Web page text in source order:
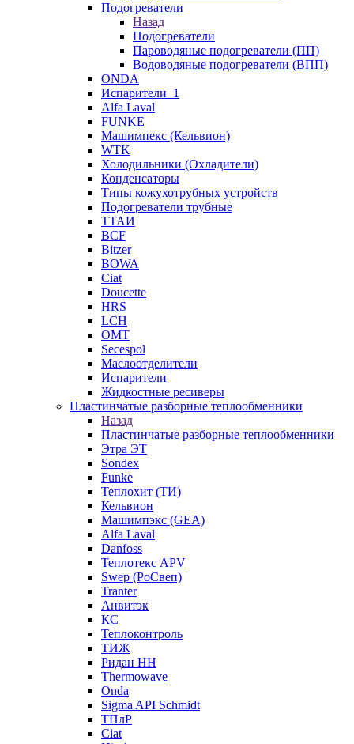
Подогреватели
Назад
Подогреватели
Пароводяные подогреватели (ПП)
Водоводяные подогреватели (ВПП)
ONDA
Испарители_1
Alfa Laval
FUNKE
Машимпекс (Кельвион)
WTK
Холодильники (Охладители)
Конденсаторы
Типы кожухотрубных устройств
Подогреватели трубные
ТТАИ
BCF
Bitzer
BOWA
Ciat
Doucette
HRS
LCH
OMT
Secespol
Маслоотделители
Испарители
Жидкостные ресиверы
Пластинчатые разборные теплообменники
Назад
Пластинчатые разборные теплообменники
Этра ЭТ
Sondex
Funke
Теплохит (ТИ)
Кельвион
Машимпэкс (GEA)
Alfa Laval
Danfoss
Теплотекс APV
Swep (РоСвеп)
Tranter
Анвитэк
КС
Теплоконтроль
ТИЖ
Ридан НН
Thermowave
Onda
Sigma API Schmidt
ТПлР
Ciat